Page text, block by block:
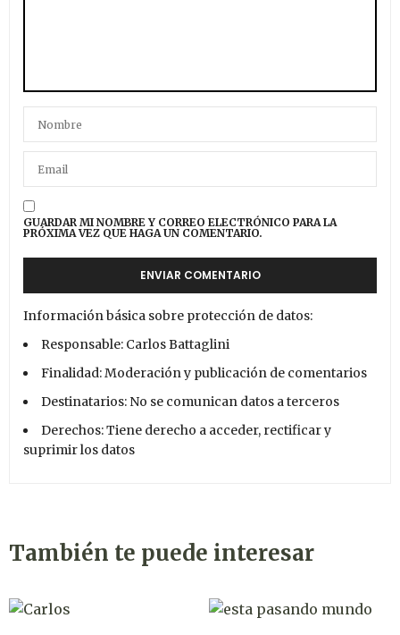
GUARDAR MI NOMBRE Y CORREO ELECTRÓNICO PARA LA
PRÓXIMA VEZ QUE HAGA UN COMENTARIO.
Información básica sobre protección de datos:
Responsable: Carlos Battaglini
Finalidad: Moderación y publicación de comentarios
Destinatarios: No se comunican datos a terceros
Derechos: Tiene derecho a acceder, rectificar y
suprimir los datos
También te puede interesar